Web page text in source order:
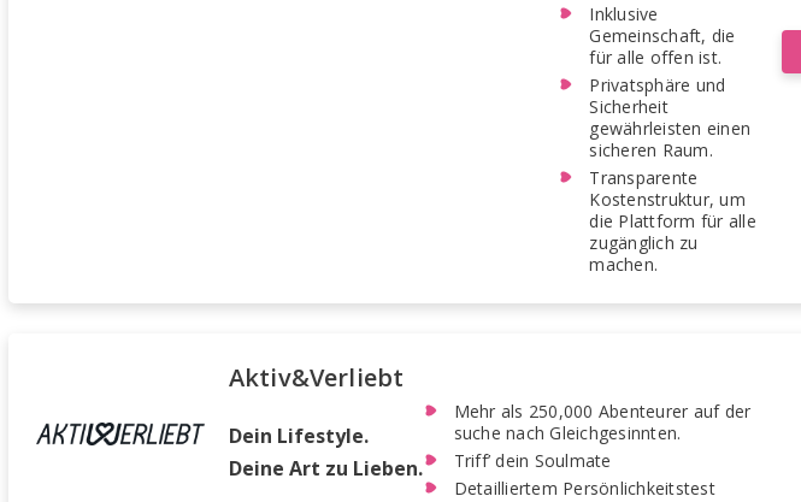
Inklusive
Gemeinschaft, die
für alle offen ist.
Privatsphäre und
Sicherheit
gewährleisten einen
sicheren Raum.
Transparente
Kostenstruktur, um
die Plattform für alle
zugänglich zu
machen.
Aktiv&Verliebt
Dein Lifestyle.
Deine Art zu Lieben.
Mehr als 250,000 Abenteurer auf der
suche nach Gleichgesinnten.
Triff’ dein Soulmate
Detailliertem Persönlichkeitstest